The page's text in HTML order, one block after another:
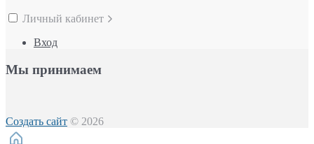
Личный кабинет
Вход
Мы принимаем
Создать сайт © 2026